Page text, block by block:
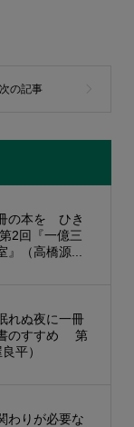
の本を ひき
2回『一億三
（高橋源...
れぬ夜に一冊
のすすめ 第
平）
わりが必要な